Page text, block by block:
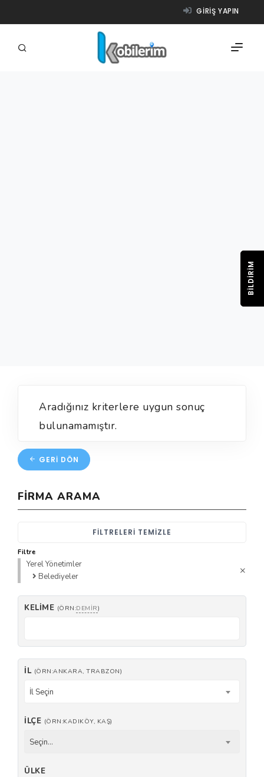
GIRIŞ YAPIN
Aradığınız kriterlere uygun sonuç
bulunamamıştır.
GERI DÖN
FIRMA ARAMA
FILTRELERI TEMIZLE
Filtre
Yerel Yönetimler
Belediyeler
KELIME (ÖRN:DEMIR)
İL (ÖRN:ANKARA, TRABZON)
İl Seçin
İLÇE (ÖRN:KADIKÖY, KAŞ)
Seçin...
ÜLKE
BILDIRIM